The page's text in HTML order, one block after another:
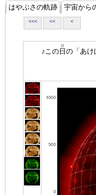
はやぶさの軌跡 宇宙から
<<< << <
♪この日
ひ
の「あけ